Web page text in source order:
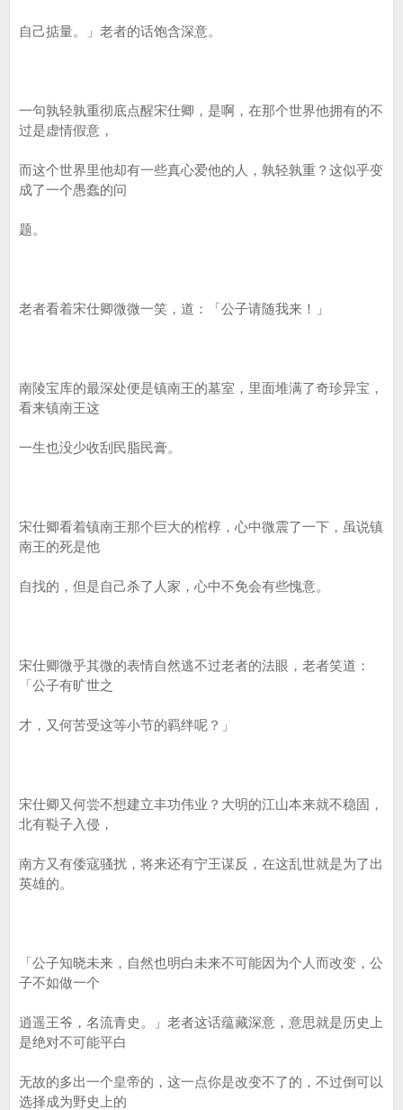
自己掂量。」老者的话饱含深意。
一句孰轻孰重彻底点醒宋仕卿，是啊，在那个世界他拥有的不
过是虚情假意，
而这个世界里他却有一些真心爱他的人，孰轻孰重？这似乎变
成了一个愚蠢的问
题。
老者看着宋仕卿微微一笑，道：「公子请随我来！」
南陵宝库的最深处便是镇南王的墓室，里面堆满了奇珍异宝，
看来镇南王这
一生也没少收刮民脂民膏。
宋仕卿看着镇南王那个巨大的棺椁，心中微震了一下，虽说镇
南王的死是他
自找的，但是自己杀了人家，心中不免会有些愧意。
宋仕卿微乎其微的表情自然逃不过老者的法眼，老者笑道：
「公子有旷世之
才，又何苦受这等小节的羁绊呢？」
宋仕卿又何尝不想建立丰功伟业？大明的江山本来就不稳固，
北有鞑子入侵，
南方又有倭寇骚扰，将来还有宁王谋反，在这乱世就是为了出
英雄的。
「公子知晓未来，自然也明白未来不可能因为个人而改变，公
子不如做一个
逍遥王爷，名流青史。」老者这话蕴藏深意，意思就是历史上
是绝对不可能平白
无故的多出一个皇帝的，这一点你是改变不了的，不过倒可以
选择成为野史上的